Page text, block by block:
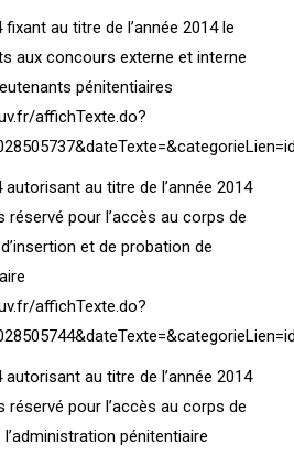
au titre de l’année 2014 le
aux concours externe et interne
pénitentiaires
affichTexte.do?
au titre de l’année 2014
réservé pour l’accès au corps de
et de probation de
affichTexte.do?
au titre de l’année 2014
réservé pour l’accès au corps de
pénitentiaire